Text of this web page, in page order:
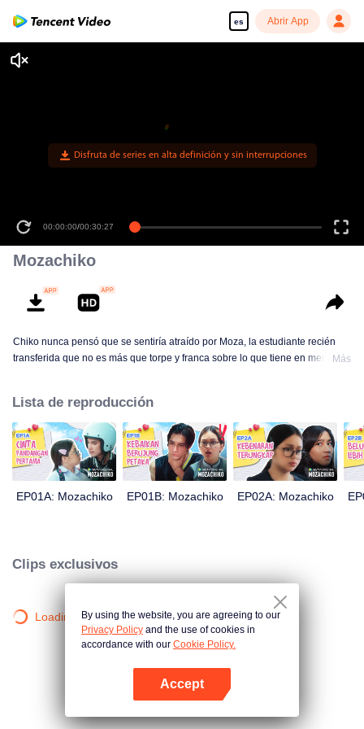
es Abrir App
Disfruta de series en alta definición y sin interrupciones
00:00:00/00:30:27
Mozachiko
Chiko nunca pensó que se sentiría atraído por Moza, la estudiante recién
transferida que no es más que torpe y franca sobre lo que tiene en mente.
un gran giro en la trama: ahora Chiko es quien la persigue.
Más
Lista de reproducción
EP01A: Mozachiko EP01B: Mozachiko EP02A: Mozachiko
Clips exclusivos
Loading…By using the website, you are agreeing to our
Privacy Policy and the use of cookies in
accordance with our Cookie Policy.
Accept